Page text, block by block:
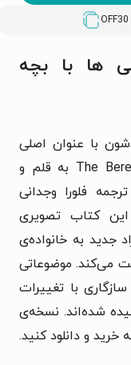
OFF30
ها با بچه
با عنوان اصلی
The Berenstain Bears and baby makes five به قلم و
فلورا وجدانی
کتاب تصویری
جدید به خانواده‌ی
می‌کند. موضوعاتی
با تغییرات
شده‌اند. نسخه‌ی
خرید و دانلود کنید.